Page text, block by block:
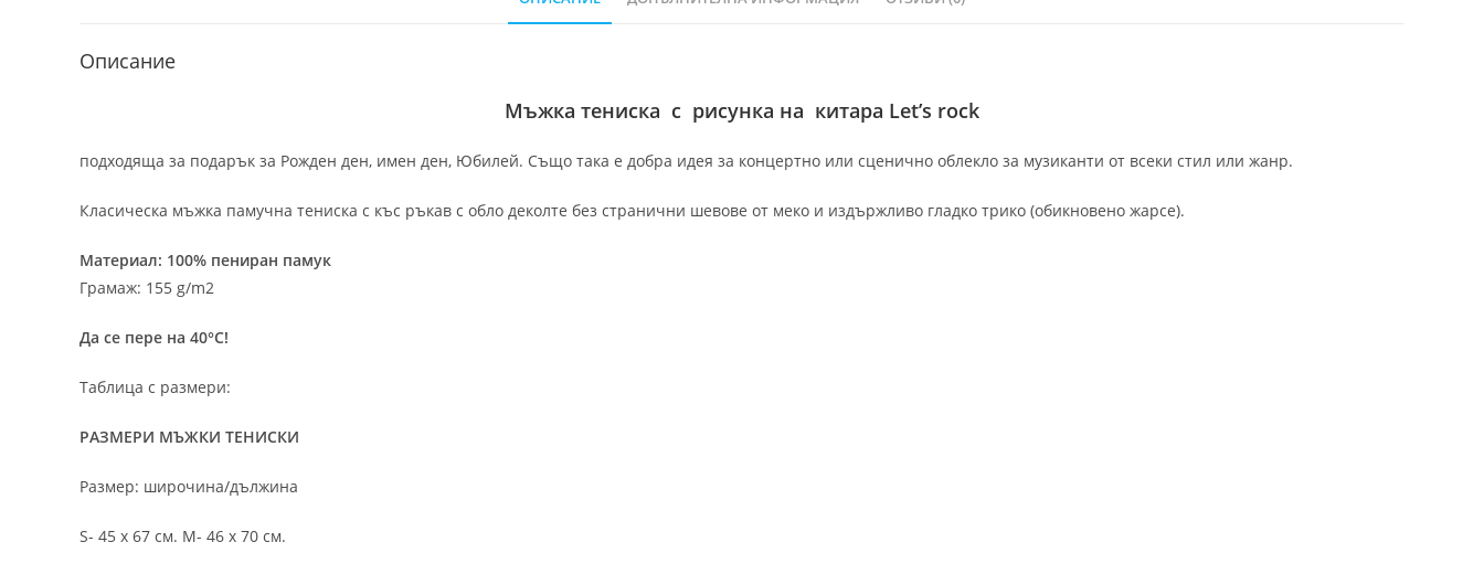
Описание
Мъжка тениска с рисунка на китара Let’s rock
подходяща за подарък за Рожден ден, имен ден, Юбилей. Също така е добра идея за концертно или сценично облекло за музиканти от всеки стил или жанр.
Класическа мъжка памучна тениска с къс ръкав с обло деколте без странични шевове от меко и издържливо гладко трико (обикновено жарсе).
Материал: 100% пениран памук
Грамаж: 155 g/m2
Да се пере на 40°C!
Таблица с размери:
РАЗМЕРИ МЪЖКИ ТЕНИСКИ
Размер: широчина/дължина
S- 45 х 67 см. M- 46 х 70 см.